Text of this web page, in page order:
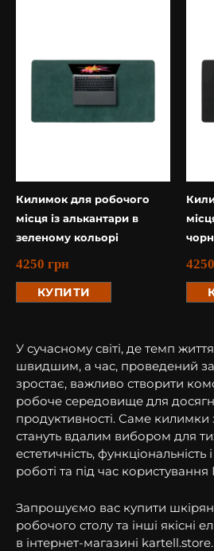
Килимок для робочого
місця із алькантари в
зеленому кольорі
4250 грн
КУПИТИ
4250
У сучасному світі, де темп
швидшим, а час, проведений
зростає, важливо створити
робоче середовище для
продуктивності. Саме килимки
стануть вдалим вибором для
естетичність,
роботі та під час
Запрошуємо вас купити
робочого столу та інші якісні
в інтернет-магазині